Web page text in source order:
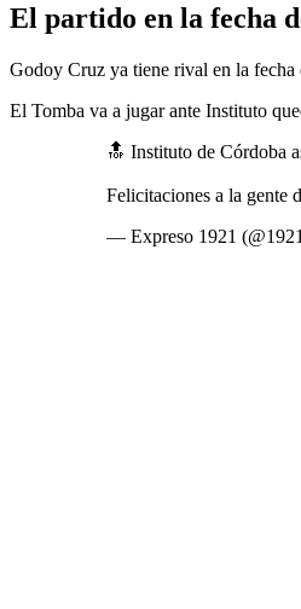
El partido en la fecha
Godoy Cruz ya tiene rival en la
El Tomba va a jugar ante Instituto
🔝 Instituto de Córdoba
Felicitaciones a la gente
— Expreso 1921